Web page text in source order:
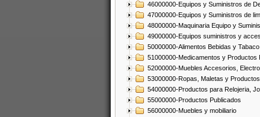
46000000-Equipos y Suministros de
47000000-Equipos y Suministros de
48000000-Maquinaria Equipo y
49000000-Equipos suministros y
50000000-Alimentos Bebidas y Tabaco
51000000-Medicamentos y Productos
52000000-Muebles Accesorios,
53000000-Ropas, Maletas y
54000000-Productos para Relojeria,
55000000-Productos Publicados
56000000-Muebles y mobiliario